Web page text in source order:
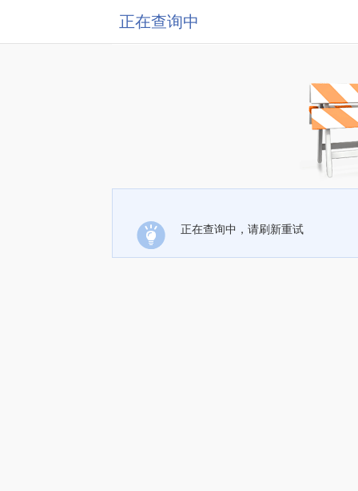
正在查询中
正在查询中，请刷新重试